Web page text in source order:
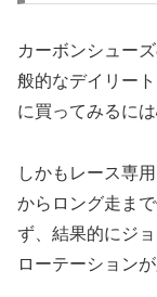
カーボンシュー
般的なデイリー
に買ってみるに
しかもレース専
からロング走ま
ず、結果的にジ
ローテーション